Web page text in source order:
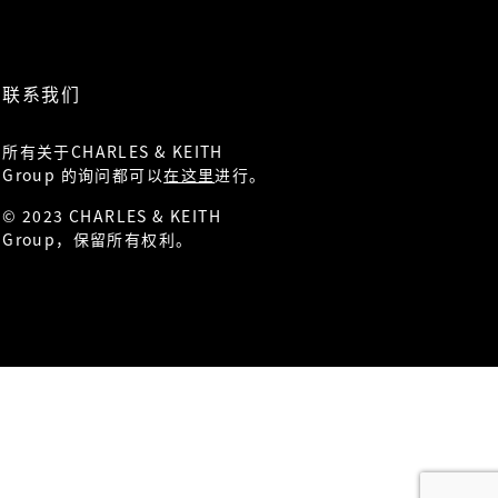
联系我们
所有关于CHARLES & KEITH
Group 的询问都可以在这里进行。
© 2023 CHARLES & KEITH
Group，保留所有权利。